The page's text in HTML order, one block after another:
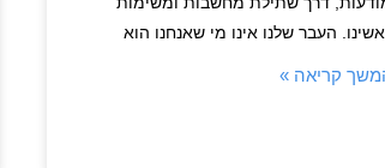
העבר שלנו אינו מי שאנחנו הוא
קריאה »